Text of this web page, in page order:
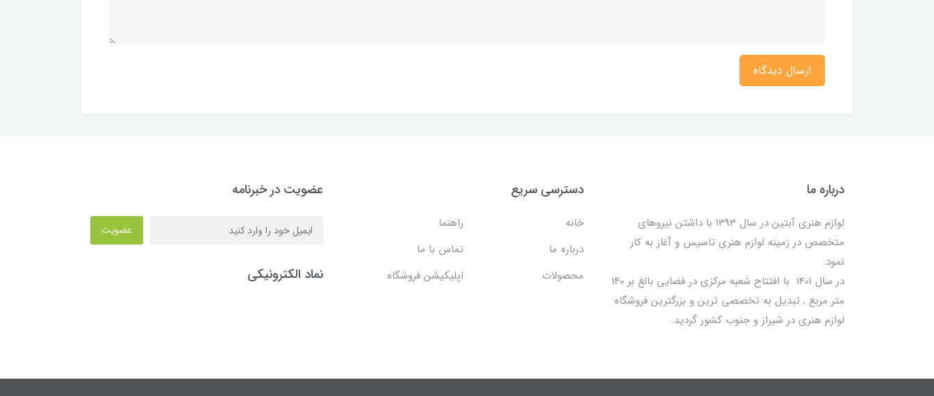
ارسال دیدگاه
درباره ما
لوازم هنری آبتین در سال 1393 با داشتن نیروهای
متخصص در زمینه لوازم هنری تاسیس و آغاز به کار
نمود.
در سال 1401 با افتتاح شعبه مرکزی در فضایی بالغ بر 140
متر مربع , تبدیل به تخصصی ترین و بزرگترین فروشگاه
لوازم هنری در شیراز و جنوب کشور گردید.
دسترسی سریع
خانه
راهنما
درباره ما
تماس با ما
محصولات
اپلیکیشن فروشگاه
عضویت در خبرنامه
عضویت
نماد الکترونیکی